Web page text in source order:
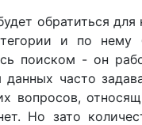
обратиться для
и по нему
поиском - он
данных часто
вопросов,
Но зато